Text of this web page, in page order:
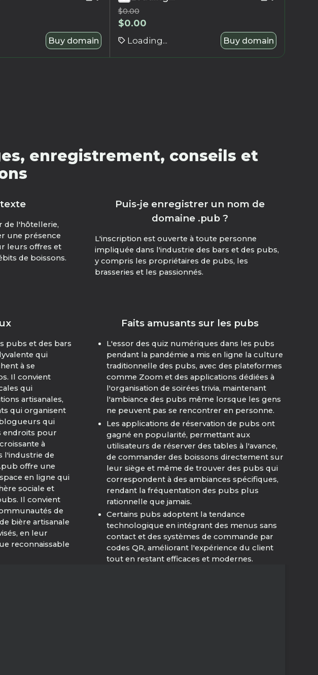
Buy domain
$0.00
$0.00
Loading... Buy domain
enregistrement, conseils et
de l'hôtellerie,
une présence
leurs offres et
de boissons.
Puis-je enregistrer un nom de
domaine .pub ?
L'inscription est ouverte à toute personne
impliquée dans l'industrie des bars et des pubs,
y compris les propriétaires de pubs, les
brasseries et les passionnés.
pubs et des bars
qui
à se
Il convient
qui
artisanales,
qui organisent
qui
endroits pour
à
l'industrie de
offre une
en ligne qui
sociale et
Il convient
de
bière artisanale
en leur
reconnaissable
Faits amusants sur les pubs
L'essor des quiz numériques dans les pubs
pendant la pandémie a mis en ligne la culture
traditionnelle des pubs, avec des plateformes
comme Zoom et des applications dédiées à
l'organisation de soirées trivia, maintenant
l'ambiance des pubs même lorsque les gens
ne peuvent pas se rencontrer en personne.
Les applications de réservation de pubs ont
gagné en popularité, permettant aux
utilisateurs de réserver des tables à l'avance,
de commander des boissons directement sur
leur siège et même de trouver des pubs qui
correspondent à des ambiances spécifiques,
rendant la fréquentation des pubs plus
rationnelle que jamais.
Certains pubs adoptent la tendance
technologique en intégrant des menus sans
contact et des systèmes de commande par
codes QR, améliorant l'expérience du client
tout en restant efficaces et modernes.